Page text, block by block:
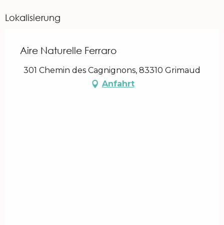
Lokalisierung
Aire Naturelle Ferraro
301 Chemin des Cagnignons, 83310 Grimaud
Anfahrt